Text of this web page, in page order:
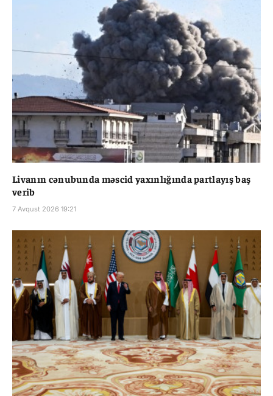
Livanın cənubunda məscid yaxınlığında partlayış baş
verib
7 Avqust 2026 19:21